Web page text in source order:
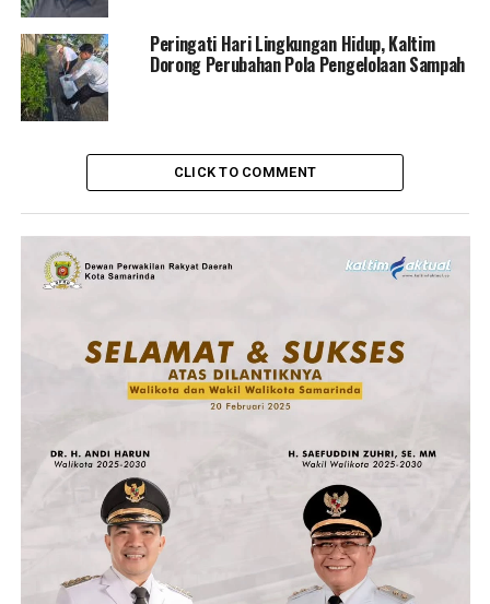
Peringati Hari Lingkungan Hidup, Kaltim
Dorong Perubahan Pola Pengelolaan Sampah
CLICK TO COMMENT